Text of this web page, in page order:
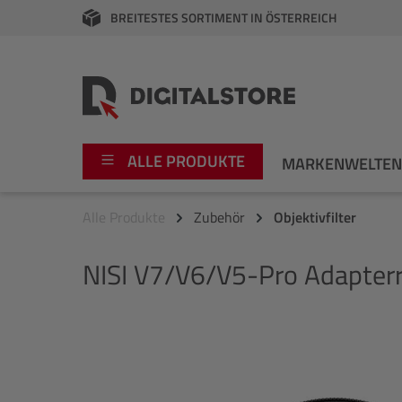
Zur Hauptnavigation springen
BREITESTES SORTIMENT IN ÖSTERREICH
ALLE PRODUKTE MARKENWELTEN
Video
Fujifilm
Alle Produkte Zubehör Objektivfilter
NISI V7/V6/V5-Pro